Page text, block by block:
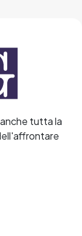
tutta la